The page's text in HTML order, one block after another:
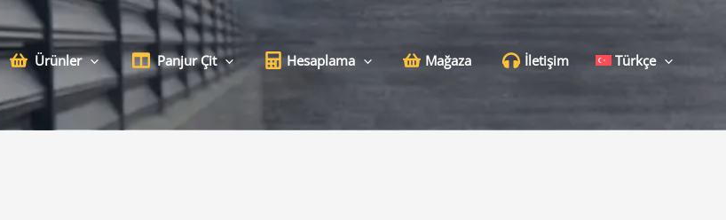
Ürünler Panjur Çit Hesaplama Mağaza İletişim Türkçe